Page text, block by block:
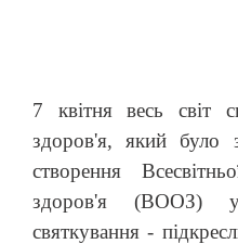
7 квітня весь світ
здоров'я, який було
створення
здоров'я (ВООЗ)
святкування -